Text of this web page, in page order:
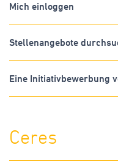
Mich einloggen
Stellenangebote
Eine Initiativbewerbung
Ceres